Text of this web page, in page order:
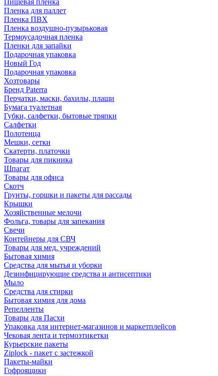
Пищевая пленка
Пленка для паллет
Пленка ПВХ
Пленка воздушно-пузырьковая
Термоусадочная пленка
Пленки для запайки
Подарочная упаковка
Новый Год
Подарочная упаковка
Хозтовары
Бренд Paterra
Перчатки, маски, бахилы, плащи
Бумага туалетная
Губки, салфетки, бытовые тряпки
Салфетки
Полотенца
Мешки, сетки
Скатерти, платочки
Товары для пикника
Шпагат
Товары для офиса
Скотч
Грунты, горшки и пакеты для рассады
Крышки
Хозяйственные мелочи
Фольга, товары для запекания
Свечи
Контейнеры для СВЧ
Товары для мед. учреждений
Бытовая химия
Средства для мытья и уборки
Дезинфицирующие средства и антисептики
Мыло
Средства для стирки
Бытовая химия для дома
Репелленты
Товары для Пасхи
Упаковка для интернет-магазинов и маркетплейсов
Чековая лента и термоэтикетки
Курьерские пакеты
Ziplock - пакет с застежкой
Пакеты-майки
Гофроящики